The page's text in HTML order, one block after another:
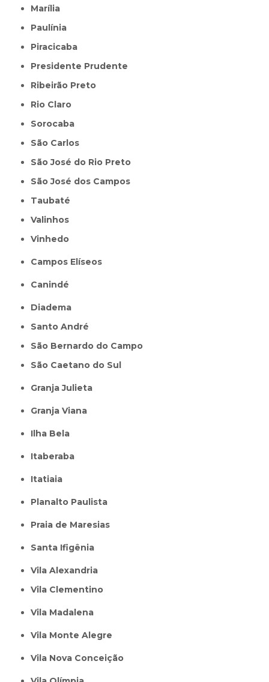
Marília
Paulínia
Piracicaba
Presidente Prudente
Ribeirão Preto
Rio Claro
Sorocaba
São Carlos
São José do Rio Preto
São José dos Campos
Taubaté
Valinhos
Vinhedo
Campos Elíseos
Canindé
Diadema
Santo André
São Bernardo do Campo
São Caetano do Sul
Granja Julieta
Granja Viana
Ilha Bela
Itaberaba
itatiaia
Planalto Paulista
Praia de Maresias
Santa Ifigênia
Vila Alexandria
Vila Clementino
Vila Madalena
Vila Monte Alegre
Vila Nova Conceição